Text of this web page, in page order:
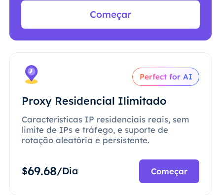
Começar
Perfect for AI
Proxy Residencial Ilimitado
Características IP residenciais reais, sem
limite de IPs e tráfego, e suporte de
rotação aleatória e persistente.
$69.68/Dia Começar